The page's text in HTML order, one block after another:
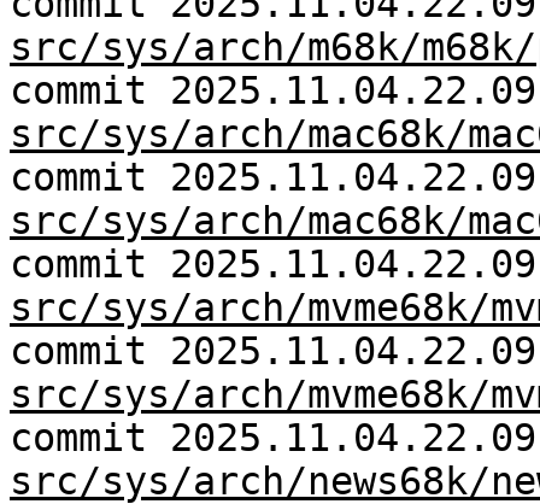
src/sys/arch/m68k/
commit
src/sys/arch/mac68k/
commit
src/sys/arch/mac68k/
commit
src/sys/arch/mvme68k/
commit
src/sys/arch/mvme68k/
commit
src/sys/arch/news68k/